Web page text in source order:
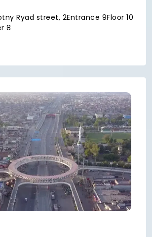
Ryad street, 2Entrance 9Floor 10
8